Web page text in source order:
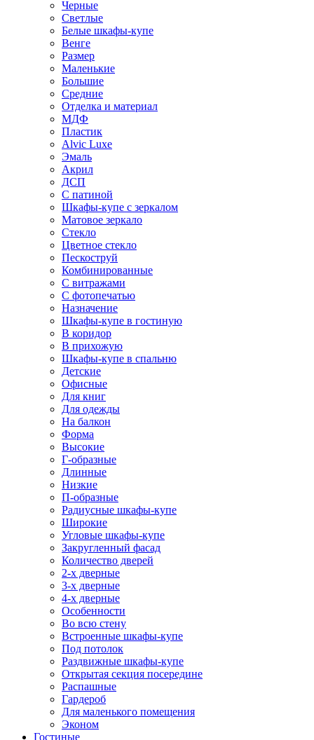
Черные
Светлые
Белые шкафы-купе
Венге
Размер
Маленькие
Большие
Средние
Отделка и материал
МДФ
Пластик
Alvic Luxe
Эмаль
Акрил
ДСП
С патиной
Шкафы-купе с зеркалом
Матовое зеркало
Стекло
Цветное стекло
Пескоструй
Комбинированные
С витражами
С фотопечатью
Назначение
Шкафы-купе в гостиную
В коридор
В прихожую
Шкафы-купе в спальню
Детские
Офисные
Для книг
Для одежды
На балкон
Форма
Высокие
Г-образные
Длинные
Низкие
П-образные
Радиусные шкафы-купе
Широкие
Угловые шкафы-купе
Закругленный фасад
Количество дверей
2-х дверные
3-х дверные
4-х дверные
Особенности
Во всю стену
Встроенные шкафы-купе
Под потолок
Раздвижные шкафы-купе
Открытая секция посередине
Распашные
Гардероб
Для маленького помещения
Эконом
Гостиные